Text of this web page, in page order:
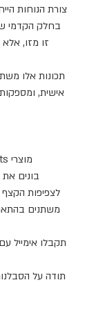
צורת הנוחות
בחלק הקדמי
זו מזו,
תכונות אלו
אישית,
מוצרי Seat Concepts מיוצרים בעבודת יד בארה"ב!
בונים
לצפיפות הקצף
משתנים
תקבלו אימייל
תודה על